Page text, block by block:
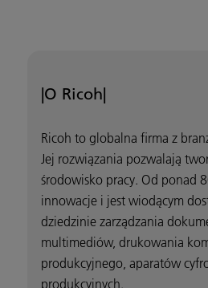
|O Ricoh|
Ricoh to globalna firma z
Jej rozwiązania pozwalają
środowisko pracy. Od ponad
innowacje i jest wiodącym
dziedzinie zarządzania
multimediów, drukowania
produkcyjnego, aparatów
produkcyjnych.